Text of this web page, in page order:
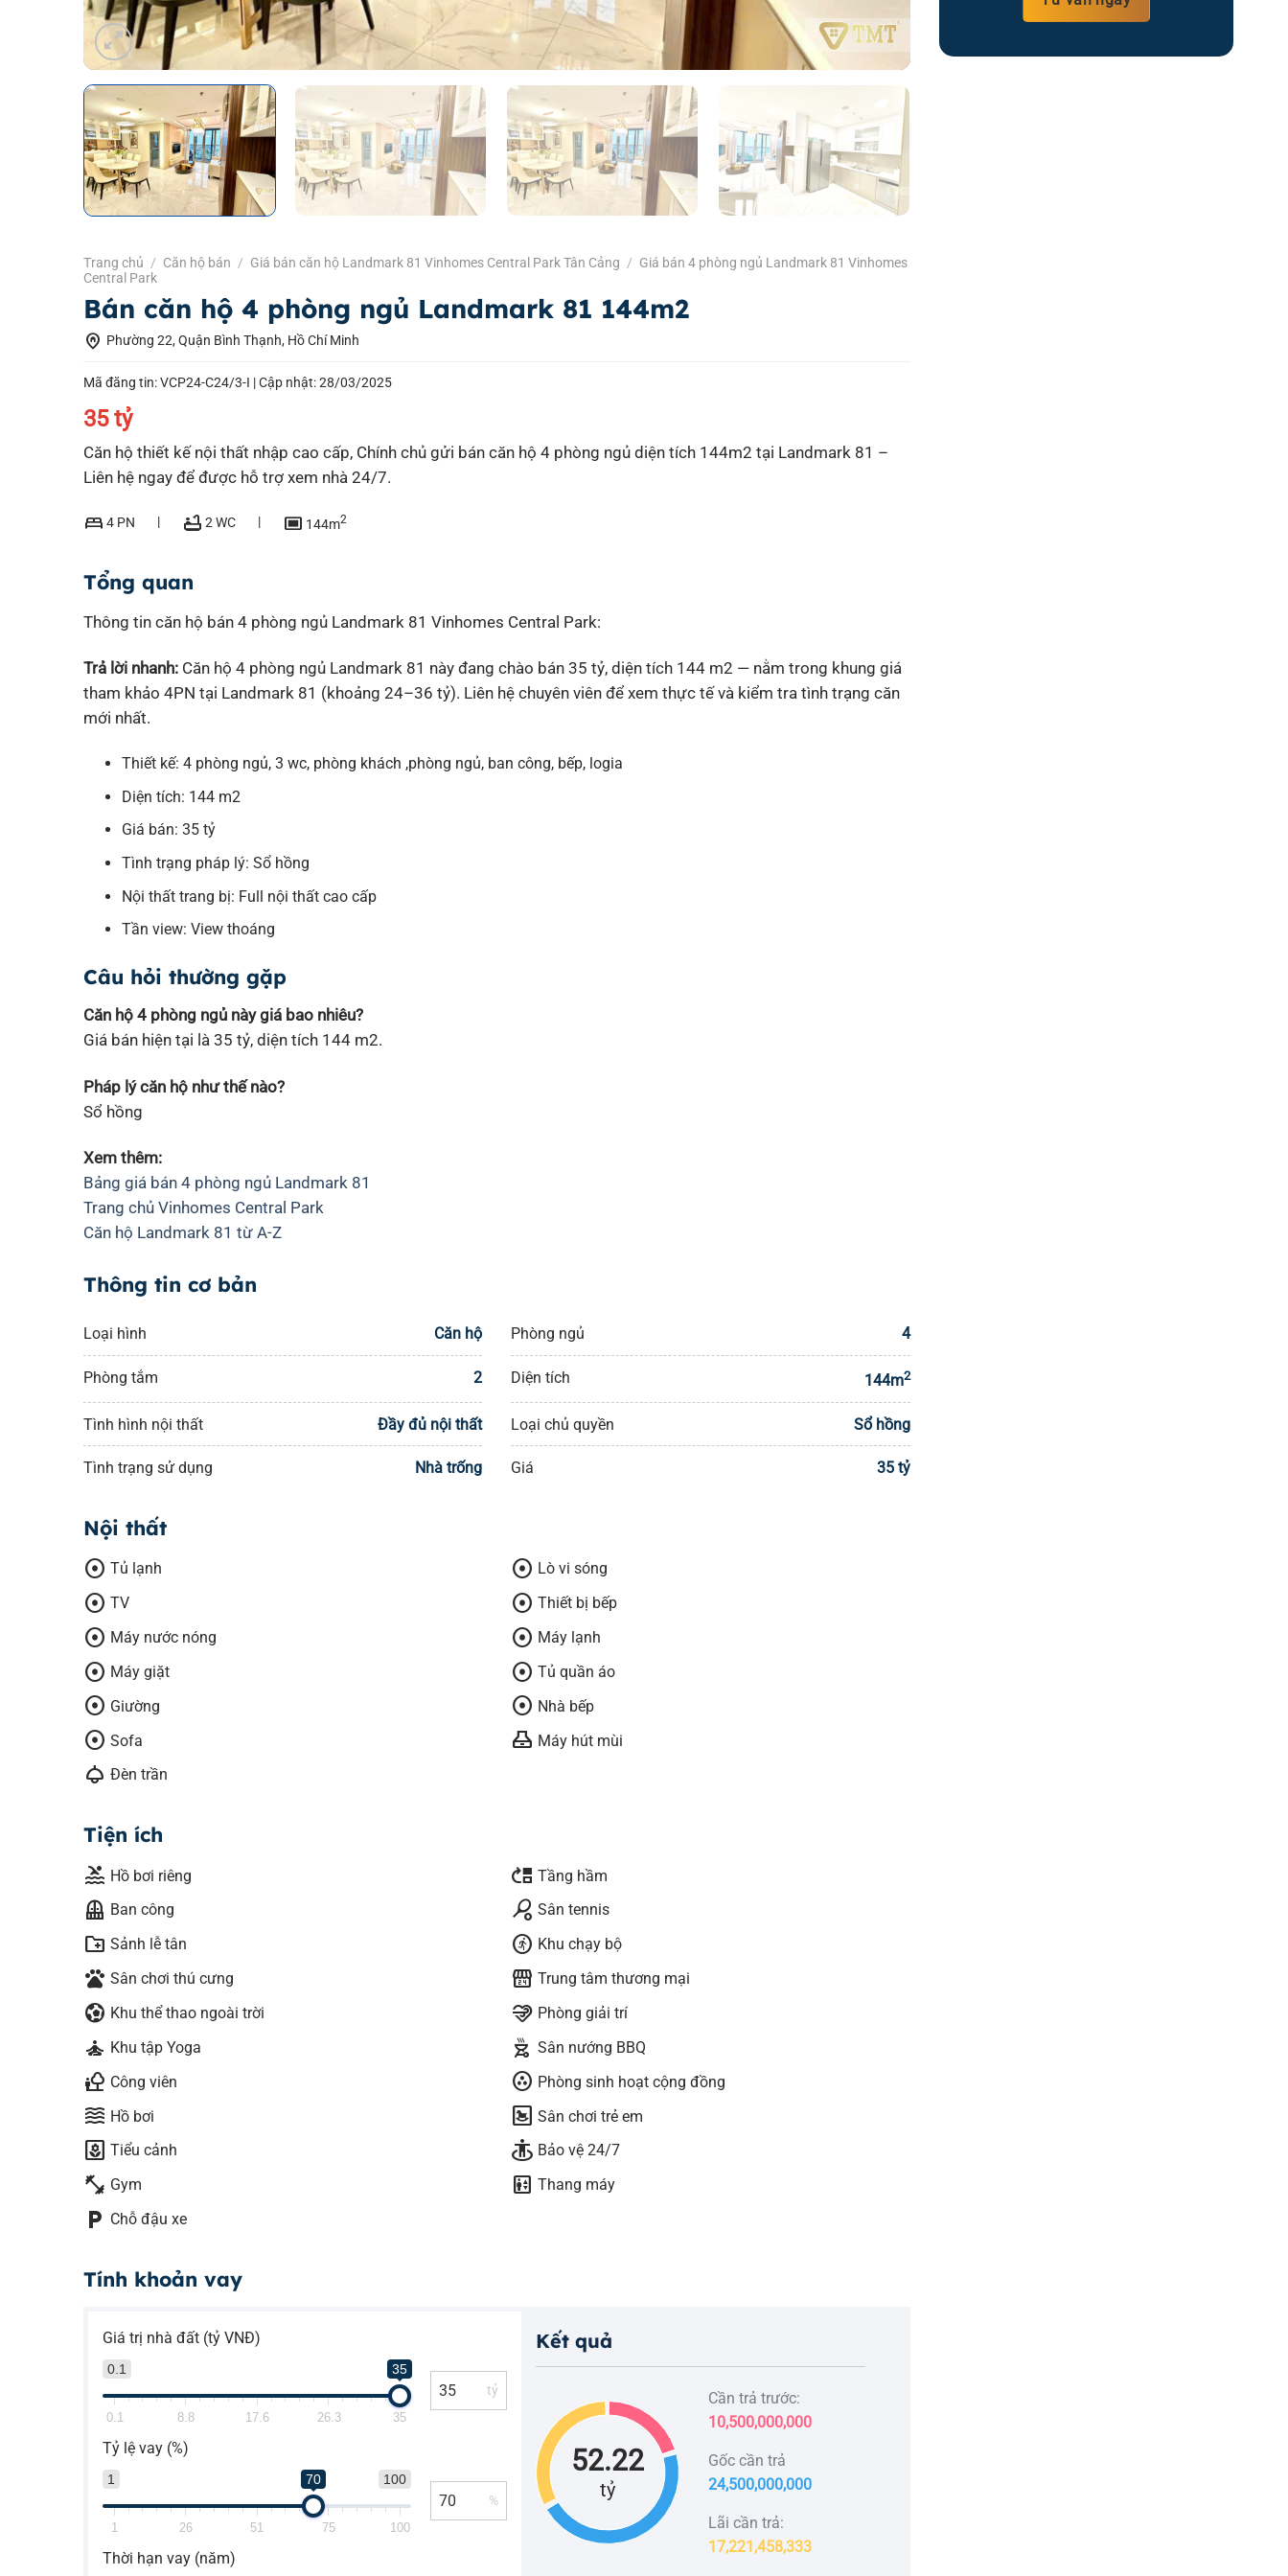
Trang chủ / Căn hộ bán / Giá bán căn hộ Landmark 81 Vinhomes Central Park Tân Cảng / Giá bán 4 phòng ngủ Landmark 81 Vinhomes
Central Park
Bán căn hộ 4 phòng ngủ Landmark 81 144m2
home_pin Phường 22, Quận Bình Thạnh, Hồ Chí Minh
Mã đăng tin: VCP24-C24/3-I |Cập nhật: 28/03/2025
35 tỷ
Căn hộ thiết kế nội thất nhập cao cấp, Chính chủ gửi bán căn hộ 4 phòng ngủ diện tích 144m2 tại Landmark 81 –
Liên hệ ngay để được hỗ trợ xem nhà 24/7.
bed 4 PN bathtub 2 WC capture 144m2
Tổng quan
Thông tin căn hộ bán 4 phòng ngủ Landmark 81 Vinhomes Central Park:
Trả lời nhanh: Căn hộ 4 phòng ngủ Landmark 81 này đang chào bán 35 tỷ, diện tích 144 m2 — nằm trong khung giá
tham khảo 4PN tại Landmark 81 (khoảng 24–36 tỷ). Liên hệ chuyên viên để xem thực tế và kiểm tra tình trạng căn
mới nhất.
Thiết kế: 4 phòng ngủ, 3 wc, phòng khách ,phòng ngủ, ban công, bếp, logia
Diện tích: 144 m2
Giá bán: 35 tỷ
Tình trạng pháp lý: Sổ hồng
Nội thất trang bị: Full nội thất cao cấp
Tần view: View thoáng
Câu hỏi thường gặp
Căn hộ 4 phòng ngủ này giá bao nhiêu?
Giá bán hiện tại là 35 tỷ, diện tích 144 m2.
Pháp lý căn hộ như thế nào?
Sổ hồng
Xem thêm:
Bảng giá bán 4 phòng ngủ Landmark 81
Trang chủ Vinhomes Central Park
Căn hộ Landmark 81 từ A-Z
Thông tin cơ bản
Loại hình Căn hộ Phòng ngủ 4
Phòng tắm 2 Diện tích 144m2
Tình hình nội thất Đầy đủ nội thất Loại chủ quyền Sổ hồng
Tình trạng sử dụng Nhà trống Giá 35 tỷ
Nội thất
adjust Tủ lạnh adjust Lò vi sóng
adjust TV adjust Thiết bị bếp
adjust Máy nước nóng adjust Máy lạnh
adjust Máy giặt adjust Tủ quần áo
adjust Giường adjust Nhà bếp
adjust Sofa range_hood Máy hút mùi
light Đèn trần
Tiện ích
pool Hồ bơi riêng move_up Tầng hầm
balcony Ban công sports_tennis Sân tennis
create_new_folder Sảnh lễ tân run_circle Khu chạy bộ
pets Sân chơi thú cưng local_convenience_store Trung tâm thương mại
sports_and_outdoors Khu thể thao ngoài trời relax Phòng giải trí
self_improvement Khu tập Yoga outdoor_grill Sân nướng BBQ
nature_people Công viên communities Phòng sinh hoạt cộng đồng
waves Hồ bơi bedroom_baby Sân chơi trẻ em
yard Tiểu cảnh guardian Bảo vệ 24/7
fitness_center Gym elevator Thang máy
local_parking Chỗ đậu xe
Tính khoản vay
Giá trị nhà đất (tỷ VNĐ)
0.1 35
0.1 8.8 17.6 26.3 35
tỷ
Tỷ lệ vay (%)
1 100
70
1 26 51 75 100
%
Thời hạn vay (năm)
Kết quả
52.22
tỷ
Cần trả trước:
10,500,000,000
Gốc cần trả
24,500,000,000
Lãi cần trả:
17,221,458,333